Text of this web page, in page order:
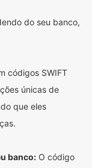
do seu banco,
códigos SWIFT
únicas de
que eles
banco: O código